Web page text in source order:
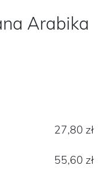
Arabika
27,80 zł
55,60 zł